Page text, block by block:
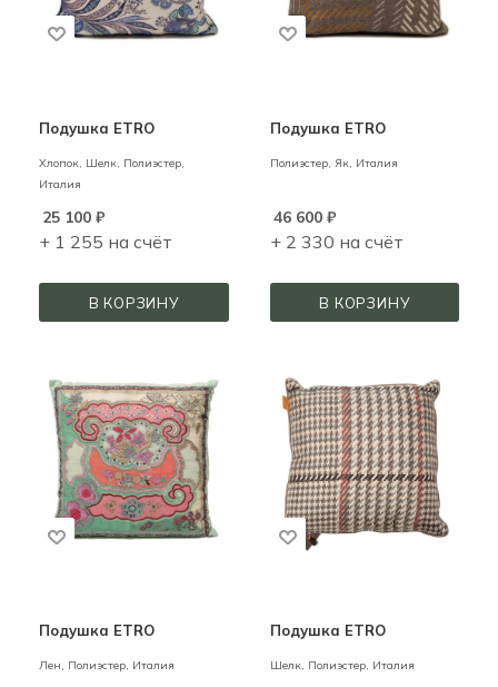
Подушка ETRO
Хлопок, Шелк, Полиэстер,
Италия
25 100 ₽
+ 1 255 на счёт
В КОРЗИНУ
Подушка ETRO
Полиэстер, Як, Италия
46 600₽
+ 2 330 на счёт
В КОРЗИНУ
Подушка ETRO
Лен, Полиэстер, Италия
Подушка ETRO
Шелк, Полиэстер, Италия